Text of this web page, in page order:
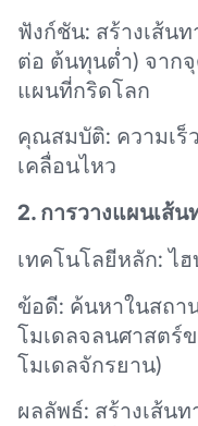
ฟังก์ชัน: สร้างเส้นท
ต่อ ต้นทุนต่ำ) จาก
แผนที่กริดโลก
คุณสมบัติ: ความเร็
เคลื่อนไหว
2. การวางแผนเส้น
เทคโนโลยีหลัก: ไฮ
ข้อดี: ค้นหาในสถา
โมเดลจลนศาสตร์
โมเดลจักรยาน)
ผลลัพธ์: สร้างเส้น